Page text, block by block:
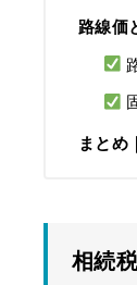
路線価
まとめ
相続